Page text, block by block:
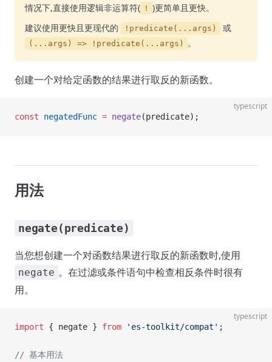
情况下,直接使用逻辑非运算符( ! )更简单且更快。
建议使用更快且更现代的
!predicate(...args) 或
(...args) => !predicate(...args) 。
创建一个对给定函数的结果进行取反的新函数。
typescript
const negatedFunc = negate(predicate);
用法
negate(predicate)
当您想创建一个对函数结果进行取反的新函数时,使用
negate 。在过滤或条件语句中检查相反条件时很有
用。
typescript
import { negate } from 'es-toolkit/compat' ;
// 基本用法